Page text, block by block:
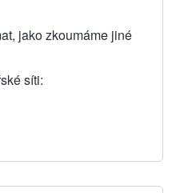
jako zkoumáme jiné
síti: